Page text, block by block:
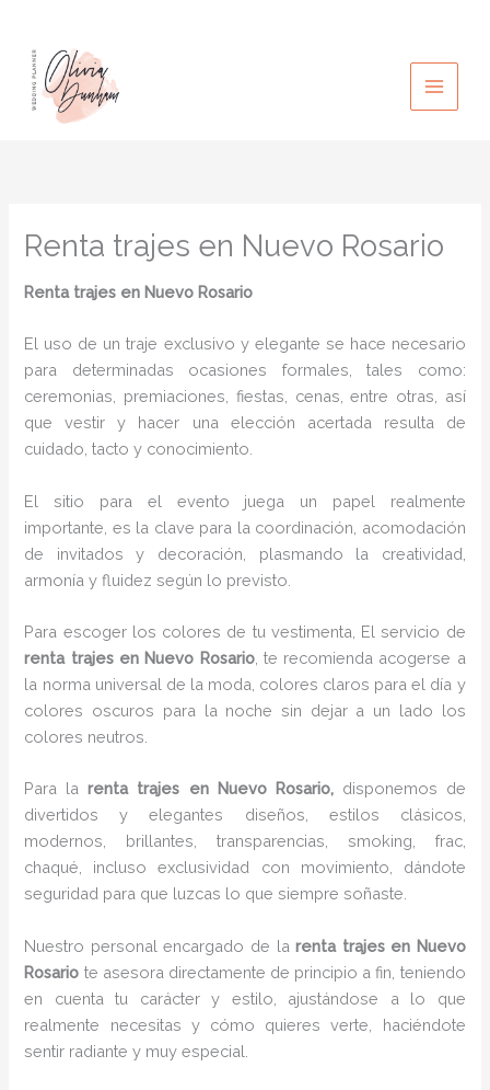
contenido
Renta trajes en Nuevo Rosario
Renta trajes en Nuevo Rosario
El uso de un traje exclusivo y elegante se hace necesario
para determinadas ocasiones formales, tales como:
ceremonias, premiaciones, fiestas, cenas, entre otras, así
que vestir y hacer una elección acertada resulta de
cuidado, tacto y conocimiento.
El sitio para el evento juega un papel realmente
importante, es la clave para la coordinación, acomodación
de invitados y decoración, plasmando la creatividad,
armonía y fluidez según lo previsto.
Para escoger los colores de tu vestimenta, El servicio de
renta trajes en Nuevo Rosario, te recomienda acogerse a
la norma universal de la moda, colores claros para el día y
colores oscuros para la noche sin dejar a un lado los
colores neutros.
Para larenta trajes en Nuevo Rosario, disponemos de
divertidos y elegantes diseños, estilos clásicos,
modernos, brillantes, transparencias, smoking, frac,
chaqué, incluso exclusividad con movimiento, dándote
seguridad para que luzcas lo que siempre soñaste.
Nuestro personal encargado de larenta trajes en Nuevo
Rosario te asesora directamente de principio a fin, teniendo
en cuenta tu carácter y estilo, ajustándose a lo que
realmente necesitas y cómo quieres verte, haciéndote
sentir radiante y muy especial.